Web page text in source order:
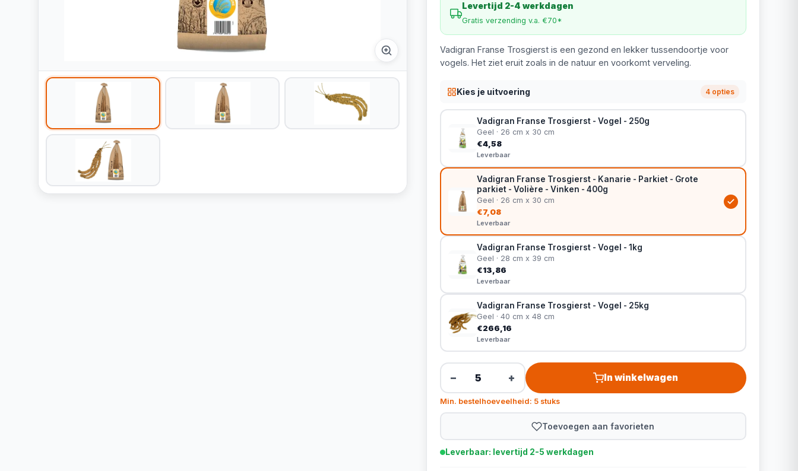
Levertijd 2-4 werkdagen
Gratis verzending v.a. €70*
Vadigran Franse Trosgierst is een gezond en lekker tussendoortje voor
vogels. Het ziet eruit zoals in de natuur en voorkomt verveling.
Kies je uitvoering 4 opties
Vadigran Franse Trosgierst - Vogel - 250g
Geel · 26 cm x 30 cm
€4,58
Leverbaar
Vadigran Franse Trosgierst - Kanarie - Parkiet - Grote
parkiet - Volière - Vinken - 400g
Geel · 26 cm x 30 cm
€7,08
Leverbaar
Vadigran Franse Trosgierst - Vogel - 1kg
Geel · 28 cm x 39 cm
€13,86
Leverbaar
Vadigran Franse Trosgierst - Vogel - 25kg
Geel · 40 cm x 48 cm
€266,16
Leverbaar
− + In winkelwagen
Min. bestelhoeveelheid: 5 stuks
Toevoegen aan favorieten
Leverbaar: levertijd 2-5 werkdagen